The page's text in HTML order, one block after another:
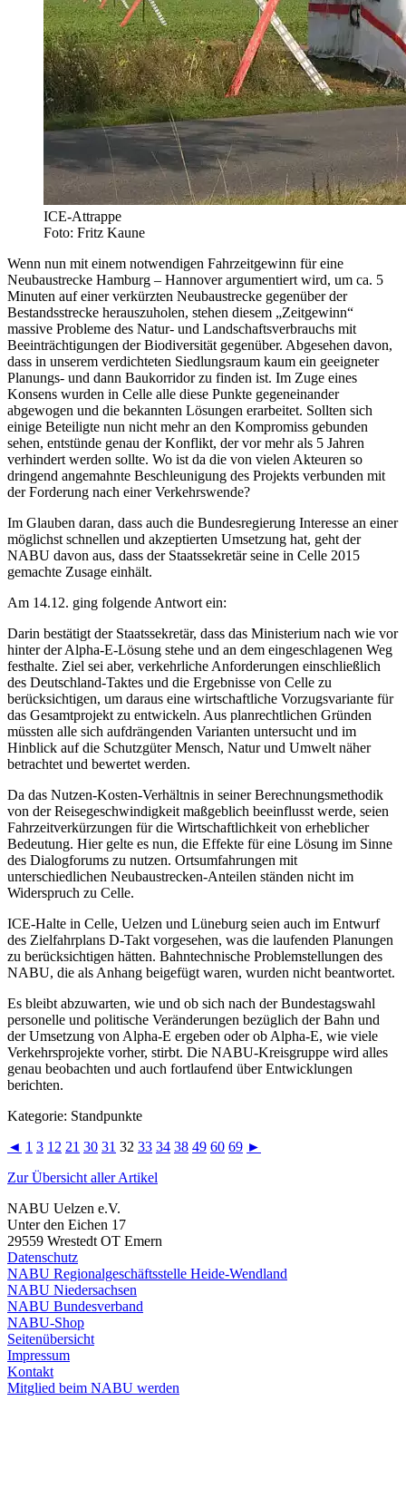
ICE-Attrappe
Foto: Fritz Kaune
Wenn nun mit einem notwendigen Fahrzeitgewinn für eine
Neubaustrecke Hamburg – Hannover argumentiert wird, um ca. 5
Minuten auf einer verkürzten Neubaustrecke gegenüber der
Bestandsstrecke herauszuholen, stehen diesem „Zeitgewinn“
massive Probleme des Natur- und Landschaftsverbrauchs mit
Beeinträchtigungen der Biodiversität gegenüber. Abgesehen davon,
dass in unserem verdichteten Siedlungsraum kaum ein geeigneter
Planungs- und dann Baukorridor zu finden ist. Im Zuge eines
Konsens wurden in Celle alle diese Punkte gegeneinander
abgewogen und die bekannten Lösungen erarbeitet. Sollten sich
einige Beteiligte nun nicht mehr an den Kompromiss gebunden
sehen, entstünde genau der Konflikt, der vor mehr als 5 Jahren
verhindert werden sollte. Wo ist da die von vielen Akteuren so
dringend angemahnte Beschleunigung des Projekts verbunden mit
der Forderung nach einer Verkehrswende?
Im Glauben daran, dass auch die Bundesregierung Interesse an einer
möglichst schnellen und akzeptierten Umsetzung hat, geht der
NABU davon aus, dass der Staatssekretär seine in Celle 2015
gemachte Zusage einhält.
Am 14.12. ging folgende Antwort ein:
Darin bestätigt der Staatssekretär, dass das Ministerium nach wie vor
hinter der Alpha-E-Lösung stehe und an dem eingeschlagenen Weg
festhalte. Ziel sei aber, verkehrliche Anforderungen einschließlich
des Deutschland-Taktes und die Ergebnisse von Celle zu
berücksichtigen, um daraus eine wirtschaftliche Vorzugsvariante für
das Gesamtprojekt zu entwickeln. Aus planrechtlichen Gründen
müssten alle sich aufdrängenden Varianten untersucht und im
Hinblick auf die Schutzgüter Mensch, Natur und Umwelt näher
betrachtet und bewertet werden.
Da das Nutzen-Kosten-Verhältnis in seiner Berechnungsmethodik
von der Reisegeschwindigkeit maßgeblich beeinflusst werde, seien
Fahrzeitverkürzungen für die Wirtschaftlichkeit von erheblicher
Bedeutung. Hier gelte es nun, die Effekte für eine Lösung im Sinne
des Dialogforums zu nutzen. Ortsumfahrungen mit
unterschiedlichen Neubaustrecken-Anteilen ständen nicht im
Widerspruch zu Celle.
ICE-Halte in Celle, Uelzen und Lüneburg seien auch im Entwurf
des Zielfahrplans D-Takt vorgesehen, was die laufenden Planungen
zu berücksichtigen hätten. Bahntechnische Problemstellungen des
NABU, die als Anhang beigefügt waren, wurden nicht beantwortet.
Es bleibt abzuwarten, wie und ob sich nach der Bundestagswahl
personelle und politische Veränderungen bezüglich der Bahn und
der Umsetzung von Alpha-E ergeben oder ob Alpha-E, wie viele
Verkehrsprojekte vorher, stirbt. Die NABU-Kreisgruppe wird alles
genau beobachten und auch fortlaufend über Entwicklungen
berichten.
Kategorie: Standpunkte
◄ 1 3 12 21 30 31 32 33 34 38 49 60 69 ►
Zur Übersicht aller Artikel
NABU Uelzen e.V.
Unter den Eichen 17
29559 Wrestedt OT Emern
Datenschutz
NABU Regionalgeschäftsstelle Heide-Wendland
NABU Niedersachsen
NABU Bundesverband
NABU-Shop
Seitenübersicht
Impressum
Kontakt
Mitglied beim NABU werden